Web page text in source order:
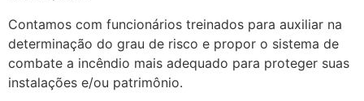
Contamos com funcionários treinados para auxiliar na
determinação do grau de risco e propor o sistema de
combate a incêndio mais adequado para proteger suas
instalações e/ou patrimônio.